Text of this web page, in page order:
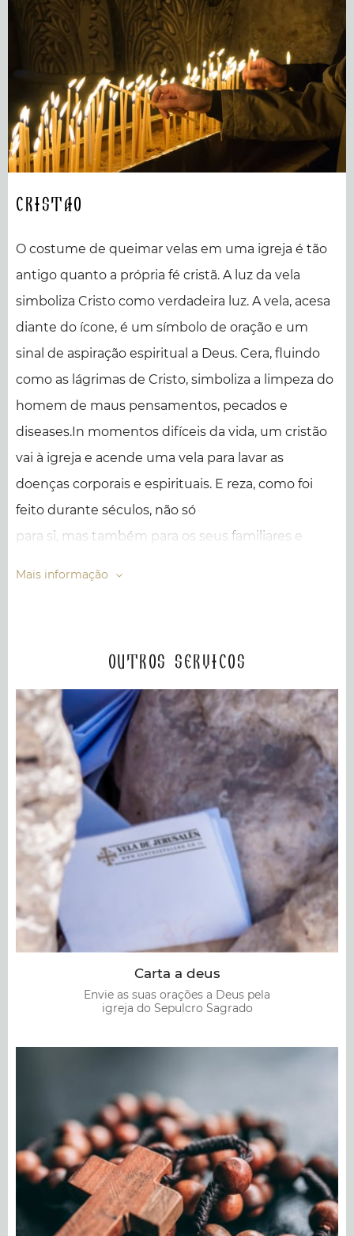
Cristao
O costume de queimar velas em uma igreja é tão
antigo quanto a própria fé cristã. A luz da vela
simboliza Cristo como verdadeira luz. A vela, acesa
diante do ícone, é um símbolo de oração e um
sinal de aspiração espiritual a Deus. Cera, fluindo
como as lágrimas de Cristo, simboliza a limpeza do
homem de maus pensamentos, pecados e
diseases.In momentos difíceis da vida, um cristão
vai à igreja e acende uma vela para lavar as
doenças corporais e espirituais. E reza, como foi
feito durante séculos, não só
para si, mas também para os seus familiares e
do Santo Sepulcro. Queremos que cada pessoa
tenha a oportunidade de se voltar para Deus e
acender uma vela hoje neste santo lugar, mesmo
que a pessoa esteja a milhares de quilômetros da
Terra Santa. Com a nossa ajuda, qualquer um pode
acender a sua própria vela ou colocá-la para um
ente querido. Os voluntários de nosso projeto são
pessoas profunda e sinceramente crentes que
entendem a importância de cumprir serviços.
Quando eles recebem o seu pedido on-line, eles
vão para o templo para acender uma vela no lugar
de sua escolha. Eles vão tirar uma foto da sua vela
e enviá-la por e-mail.
templo por velas.Porque cumprimos o nosso dever
para com Deus, ajudando os nossos irmãos em
Cristo a terem acesso aos santuários principais da
nossa fé. Esta é a nossa oração mais forte ao
Mais informação
Outros servicos
Carta a deus
Envie as suas orações a Deus pela
igreja do Sepulcro Sagrado